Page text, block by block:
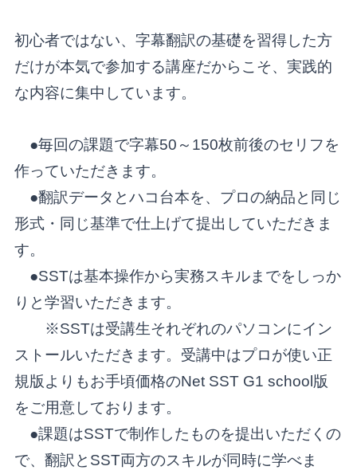
初心者ではない、字幕翻訳の基礎を習得した方
だけが本気で参加する講座だからこそ、実践的
な内容に集中しています。
●毎回の課題で字幕50 ～150枚前後のセリフを
作っていただきます。
●翻訳データとハコ台本を、プロの納品と同じ
形式・同じ基準で仕上げて提出していただきま
す。
●SSTは基本操作から実務スキルまでをしっか
りと学習いただきます。
※SSTは受講生それぞれのパソコンにイン
ストールいただきます。受講中はプロが使い正
規版よりもお手頃価格のNet SST G1 school版
をご用意してお ります。
●課題はSSTで制作したものを提出いただくの
で、翻訳とSST両方のスキルが同時に学べま